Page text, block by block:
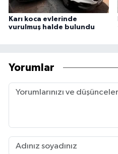
Karı koca evlerinde
vurulmuş halde bulundu
Yorumlar